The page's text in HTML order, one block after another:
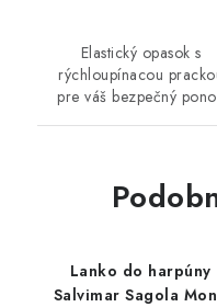
Elastický opasok s
rýchloupínacou
pre váš bezpečný
Lanko do harpúny
Salvimar Sagola